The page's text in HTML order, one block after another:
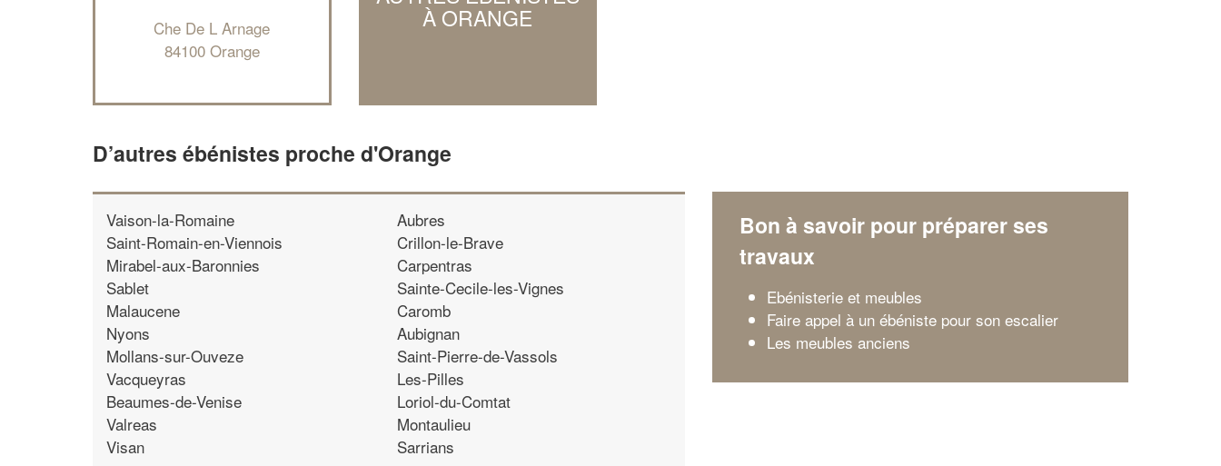
Che De L Arnage
84100 Orange
À ORANGE
D’autres ébénistes proche d'Orange
Vaison-la-Romaine
Saint-Romain-en-Viennois
Mirabel-aux-Baronnies
Sablet
Malaucene
Nyons
Mollans-sur-Ouveze
Vacqueyras
Beaumes-de-Venise
Valreas
Visan
Aubres
Crillon-le-Brave
Carpentras
Sainte-Cecile-les-Vignes
Caromb
Aubignan
Saint-Pierre-de-Vassols
Les-Pilles
Loriol-du-Comtat
Montaulieu
Sarrians
Bon à savoir pour préparer ses
travaux
Ebénisterie et meubles
Faire appel à un ébéniste pour son escalier
Les meubles anciens